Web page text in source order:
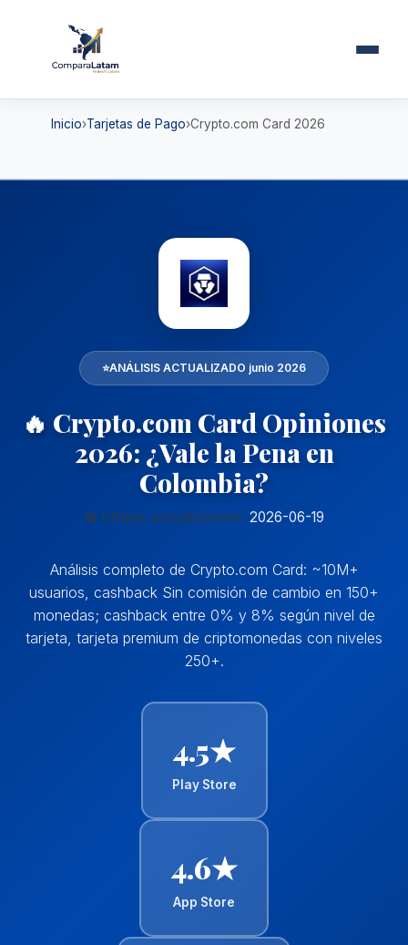
Inicio Tarjetas de Pago Crypto.com Card 2026
⭐ANÁLISIS ACTUALIZADO junio 2026
🔥 Crypto.com Card Opiniones
2026: ¿Vale la Pena en
Colombia?
📅 Última actualización: 2026-06-19
Análisis completo de Crypto.com Card: ~10M+
usuarios, cashback Sin comisión de cambio en 150+
monedas; cashback entre 0% y 8% según nivel de
tarjeta, tarjeta premium de criptomonedas con niveles
250+.
4.5★
Play Store
4.6★
App Store